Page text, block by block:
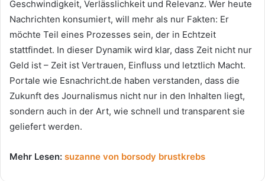
Geschwindigkeit, Verlässlichkeit und Relevanz. Wer heute
Nachrichten konsumiert, will mehr als nur Fakten: Er
möchte Teil eines Prozesses sein, der in Echtzeit
stattfindet. In dieser Dynamik wird klar, dass Zeit nicht nur
Geld ist – Zeit ist Vertrauen, Einfluss und letztlich Macht.
Portale wie Esnachricht.de haben verstanden, dass die
Zukunft des Journalismus nicht nur in den Inhalten liegt,
sondern auch in der Art, wie schnell und transparent sie
geliefert werden.
Mehr Lesen: suzanne von borsody brustkrebs